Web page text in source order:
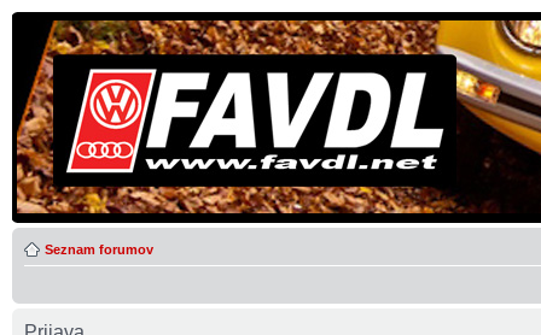
Seznam forumov